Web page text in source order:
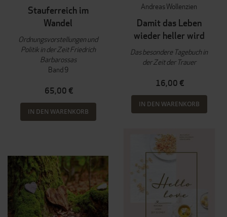
Stauferreich im
Wandel
Ordnungsvorstellungen und
Politik in der Zeit Friedrich
Barbarossas
Band 9
65,00 €
IN DEN WARENKORB
Andreas Wollenzien
Damit das Leben
wieder heller wird
Das besondere Tagebuch in
der Zeit der Trauer
16,00 €
IN DEN WARENKORB